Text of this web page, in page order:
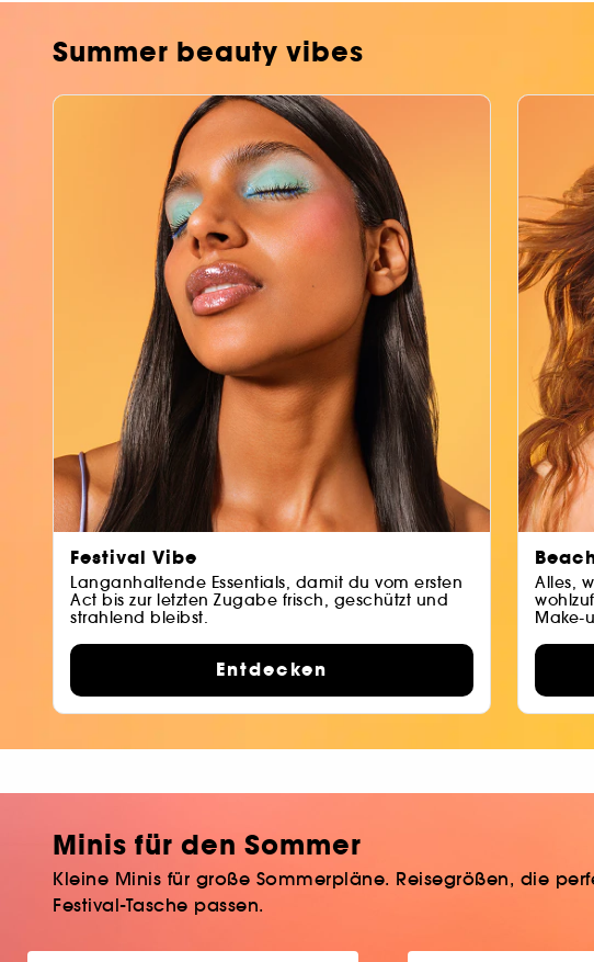
Summer beauty vibes
Festival Vibe
Langanhaltende Essentials, damit du vom ersten
Act bis zur letzten Zugabe frisch, geschützt und
strahlend bleibst.
Entdecken
Alles,
Make-
Minis für den Sommer
Kleine Minis für große Sommerpläne. Reisegrößen, die
Festival-Tasche passen.